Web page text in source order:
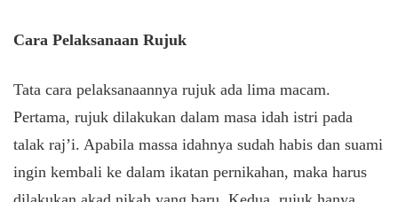
Cara Pelaksanaan Rujuk
Tata cara pelaksanaannya rujuk ada lima macam.
Pertama, rujuk dilakukan dalam masa idah istri pada
talak raj’i. Apabila massa idahnya sudah habis dan suami
ingin kembali ke dalam ikatan pernikahan, maka harus